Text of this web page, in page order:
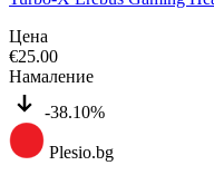
Цена
€25.00
Намаление
-38.10%
Plesio.bg